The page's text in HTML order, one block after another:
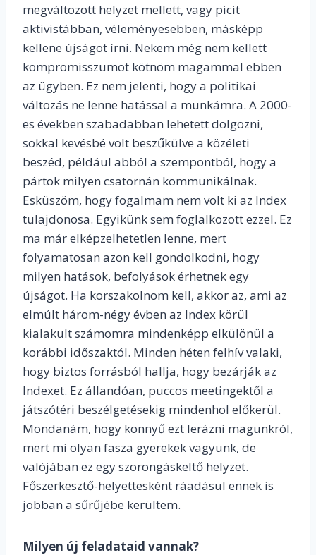
megváltozott helyzet mellett, vagy picit
aktivistábban, véleményesebben, másképp
kellene újságot írni. Nekem még nem kellett
kompromisszumot kötnöm magammal ebben
az ügyben. Ez nem jelenti, hogy a politikai
változás ne lenne hatással a munkámra. A 2000-
es években szabadabban lehetett dolgozni,
sokkal kevésbé volt beszűkülve a közéleti
beszéd, például abból a szempontból, hogy a
pártok milyen csatornán kommunikálnak.
Esküszöm, hogy fogalmam nem volt ki az Index
tulajdonosa. Egyikünk sem foglalkozott ezzel. Ez
ma már elképzelhetetlen lenne, mert
folyamatosan azon kell gondolkodni, hogy
milyen hatások, befolyások érhetnek egy
újságot. Ha korszakolnom kell, akkor az, ami az
elmúlt három-négy évben az Index körül
kialakult számomra mindenképp elkülönül a
korábbi időszaktól. Minden héten felhív valaki,
hogy biztos forrásból hallja, hogy bezárják az
Indexet. Ez állandóan, puccos meetingektől a
játszótéri beszélgetésekig mindenhol előkerül.
Mondanám, hogy könnyű ezt lerázni magunkról,
mert mi olyan fasza gyerekek vagyunk, de
valójában ez egy szorongáskeltő helyzet.
Főszerkesztő-helyettesként ráadásul ennek is
jobban a sűrűjébe kerültem.
Milyen új feladataid vannak?